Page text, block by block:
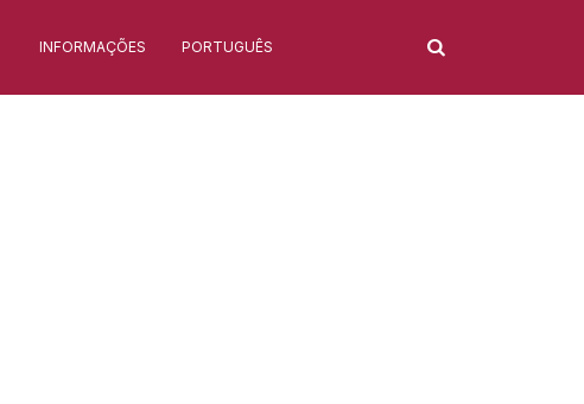
INFORMAÇÕES PORTUGUÊS